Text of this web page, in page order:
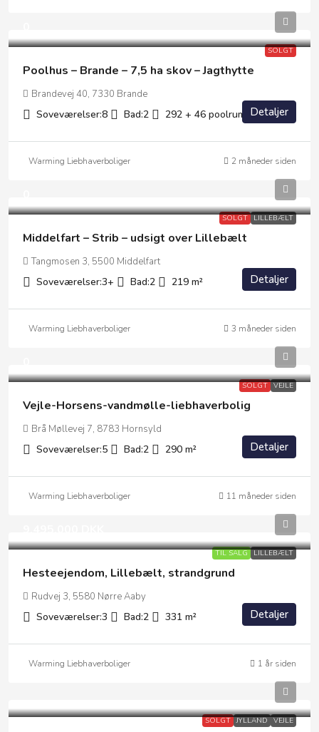
SOLGT
Poolhus – Brande – 7,5 ha skov – Jagthytte
Brandevej 40, 7330 Brande
Soveværelser:8 Bad:2 292 + 46 poolrum m²
Detaljer
Warming Liebhaverboliger 2 måneder siden
SOLGT LILLEBÆLT
Middelfart – Strib – udsigt over Lillebælt
Tangmosen 3, 5500 Middelfart
Soveværelser:3+ Bad:2 219 m² Detaljer
Warming Liebhaverboliger 3 måneder siden
SOLGT VEJLE
Vejle-Horsens-vandmølle-liebhaverbolig
Brå Møllevej 7, 8783 Hornsyld
Soveværelser:5 Bad:2 290 m² Detaljer
Warming Liebhaverboliger 11 måneder siden
TIL SALG LILLEBÆLT
Hesteejendom, Lillebælt, strandgrund
Rudvej 3, 5580 Nørre Aaby
Soveværelser:3 Bad:2 331 m² Detaljer
Warming Liebhaverboliger 1 år siden
SOLGT JYLLAND VEJLE